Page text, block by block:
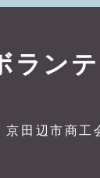
ラン
田辺市商工